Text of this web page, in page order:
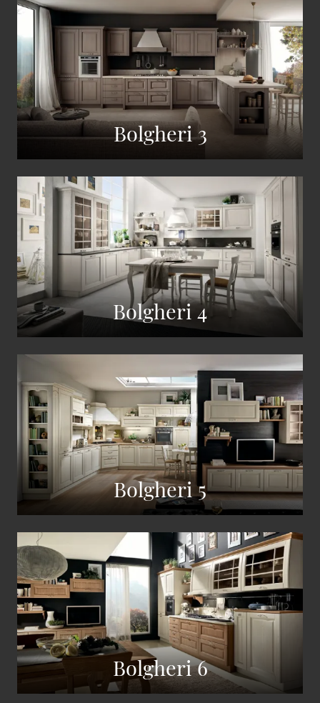
Bolgheri 3
Bolgheri 4
Bolgheri 5
Bolgheri 6